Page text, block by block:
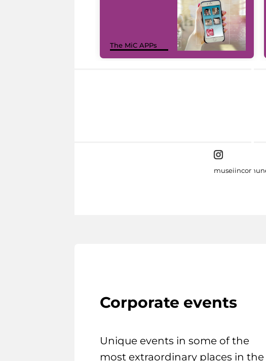
The MiC APPs
Corporate events
Unique events in some of the
most extraordinary places in the